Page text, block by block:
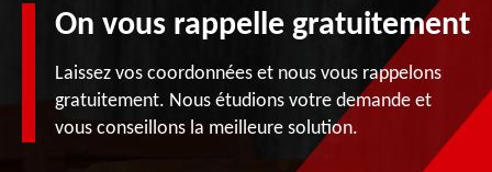
On vous rappelle gratuitement
Laissez vos coordonnées et nous vous rappelons
gratuitement. Nous étudions votre demande et
vous conseillons la meilleure solution.